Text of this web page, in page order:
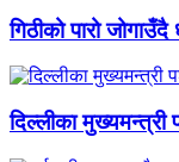
गिठीको पारो जोगाउँदै
दिल्लीका